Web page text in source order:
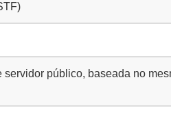
público, baseada no